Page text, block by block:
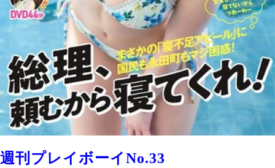
週刊プレイボーイNo.33